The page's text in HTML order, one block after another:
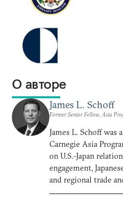
О авторе
James L. Schoff
Former Senior Fellow, Asia
James L. Schoff was
Carnegie Asia
on U.S.-Japan
engagement,
and regional trade